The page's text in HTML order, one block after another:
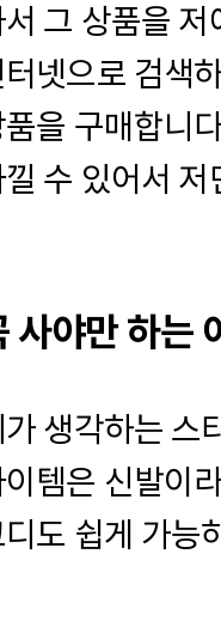
그 상품을
터넷으로 검색
을 구매합니
수 있어서
사야만 하는
생각하는 스
이템은 신발이
도 쉽게 가능